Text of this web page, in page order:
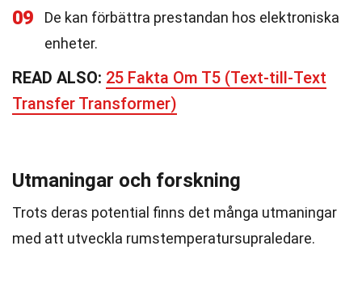
09
De kan förbättra prestandan hos elektroniska
enheter.
READ ALSO: 25 Fakta Om T5 (Text-till-Text
Transfer Transformer)
Utmaningar och forskning
Trots deras potential finns det många utmaningar
med att utveckla rumstemperatursupraledare.